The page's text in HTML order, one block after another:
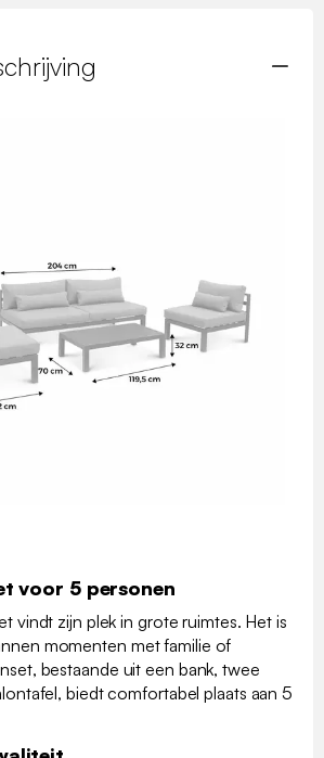
voor 5 personen
vindt zijn plek in grote ruimtes. Het is
momenten met familie of
bestaande uit een bank, twee
biedt comfortabel plaats aan 5